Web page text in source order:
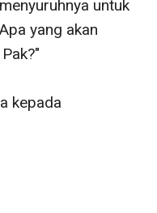
untuk
yang akan
kepada